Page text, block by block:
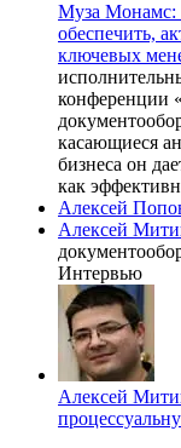
Муза Монамс:
обеспечить,
ключевых
конференции
касающиеся
бизнеса он
как
Алексей
Алексей
Интервью
Алексей